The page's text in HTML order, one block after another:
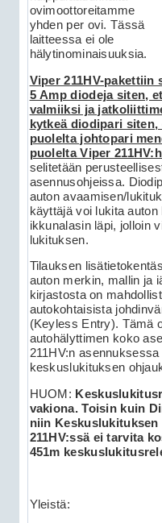
ovimoottoreitamme
yhden per ovi. Tässä
laitteessa ei ole
hälytinominaisuuksia.
Viper 211HV-pakettiin
5 Amp diodeja siten,
valmiiksi ja
kytkeä diodipari
puolelta johtopari
puolelta Viper
selitetään
asennusohjeissa.
auton avaamisen/
käyttäjä voi lukita
ikkunalasin läpi, jolloin
lukituksen.
Tilauksen
auton merkin, mallin ja
kirjastosta on
autokohtaisista
(Keyless Entry). Tämä
autohälyttimen koko
211HV:n
keskuslukituksen
HUOM:
vakiona. Toisin kuin
niin
211HV:ssä ei tarvita
451m
Yleistä: